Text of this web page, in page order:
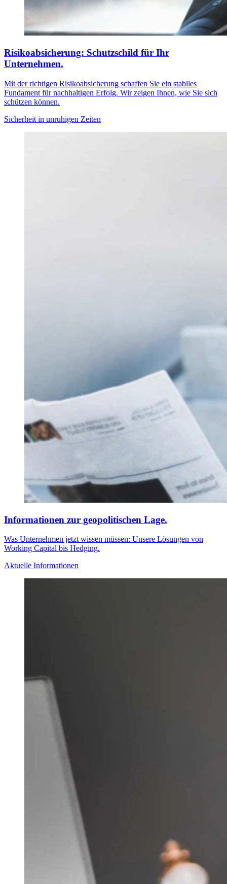
Risikoabsicherung: Schutzschild für Ihr
Unternehmen.
Mit der richtigen Risikoabsicherung schaffen Sie ein stabiles
Fundament für nachhaltigen Erfolg. Wir zeigen Ihnen, wie Sie sich
schützen können.
Sicherheit in unruhigen Zeiten
Informationen zur geopolitischen Lage.
Was Unternehmen jetzt wissen müssen: Unsere Lösungen von
Working Capital bis Hedging.
Aktuelle Informationen